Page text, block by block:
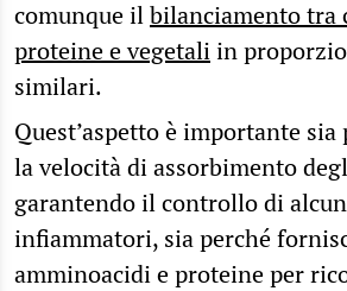
comunque ilbilanciamento tra
proteine e vegetaliin
similari.
Quest’aspetto è importante
la velocità di assorbimento
garantendo il controllo di
infiammatori, sia perché
amminoacidi e proteine per